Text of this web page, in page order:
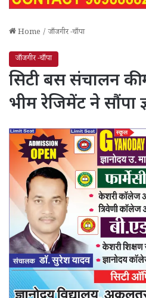
Home / जाँजगीर -चाँपा
जाँजगीर -चाँपा
सिटी बस संचालन
भीम रेजिमेंट ने सौंपा